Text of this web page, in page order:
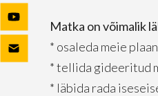
Matka on võimalik
* osaleda meie
* tellida gideeritud
* läbida rada